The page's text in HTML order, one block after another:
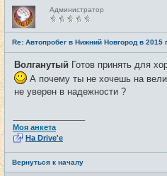
Н
е
в
с
е
т
и
Администратор
Re: Автопробег в Нижний Новгород в 2015
Волганутый Готов принять для
А почему ты не хочешь на
не уверен в надежности ?
Моя анкета
На Drive'e
Вернуться к началу